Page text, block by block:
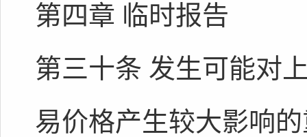
第四章 临时报告
第三十条 发生可能对
易价格产生较大影响